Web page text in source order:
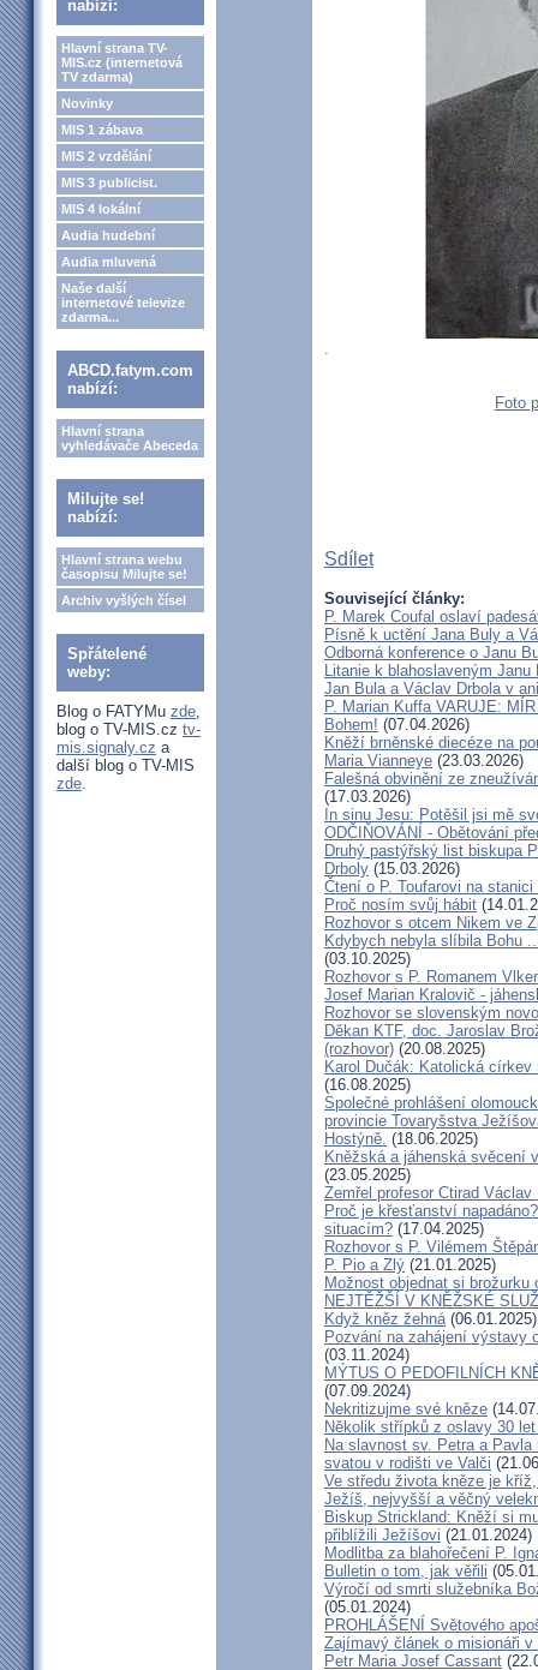
nabízí:
Hlavní strana TV-
MIS.cz (internetová
TV zdarma)
Novinky
MIS 1 zábava
MIS 2 vzdělání
MIS 3 publicist.
MIS 4 lokální
Audia hudební
Audia mluvená
Naše další
internetové televize
zdarma...
ABCD.fatym.com
nabízí:
Hlavní strana
vyhledávače Abeceda
Milujte se!
nabízí:
Hlavní strana webu
časopisu Milujte se!
Archiv vyšlých čísel
Spřátelené
weby:
Blog o FATYMu zde,
blog o TV-MIS.cz tv-
mis.signaly.cz a
další blog o TV-MIS
zde.
.
Foto
Sdílet
Související články:
P. Marek Coufal oslaví
Písně k uctění Jana Buly a
Odborná konference o Janu
Litanie k blahoslaveným
Jan Bula a Václav Drbola v
P. Marian Kuffa VARUJE:
Bohem! (07.04.2026)
Kněží brněnské diecéze na
Maria Vianneye (23.03.2026)
Falešná obvinění ze
(17.03.2026)
In sinu Jesu: Potěšil jsi mě
ODČIŇOVÁNÍ - Obětování
Druhý pastýřský list biskupa
Drboly (15.03.2026)
Čtení o P. Toufarovi na stanici
Proč nosím svůj hábit
Rozhovor s otcem Nikem ve
Kdybych nebyla slíbila Bohu
(03.10.2025)
Rozhovor s P. Romanem
Josef Marian Kralovič -
Rozhovor se slovenským
Děkan KTF, doc. Jaroslav
(rozhovor) (20.08.2025)
Karol Dučák: Katolická
(16.08.2025)
Společné prohlášení
provincie Tovaryšstva
Hostýně. (18.06.2025)
Kněžská a jáhenská svěcení
(23.05.2025)
Zemřel profesor Ctirad
Proč je křesťanství
situacím? (17.04.2025)
Rozhovor s P. Vilémem
P. Pio a Zlý (21.01.2025)
Možnost objednat si
NEJTĚŽŠÍ V KNĚŽSKÉ
Když kněz žehná(06.01.2025)
Pozvání na zahájení výstavy
(03.11.2024)
MÝTUS O PEDOFILNÍCH
(07.09.2024)
Nekritizujme své kněze
Několik střípků z oslavy 30
Na slavnost sv. Petra a
svatou v rodišti ve Valči
Ve středu života kněze je
Ježíš, nejvyšší a věčný
Biskup Strickland: Kněží si
přiblížili Ježíšovi (21.01.2024)
Modlitba za blahořečení P.
Bulletin o tom, jak věřili
Výročí od smrti služebníka
(05.01.2024)
PROHLÁŠENÍ Světového
Zajímavý článek o misionáři v
Petr Maria Josef Cassant